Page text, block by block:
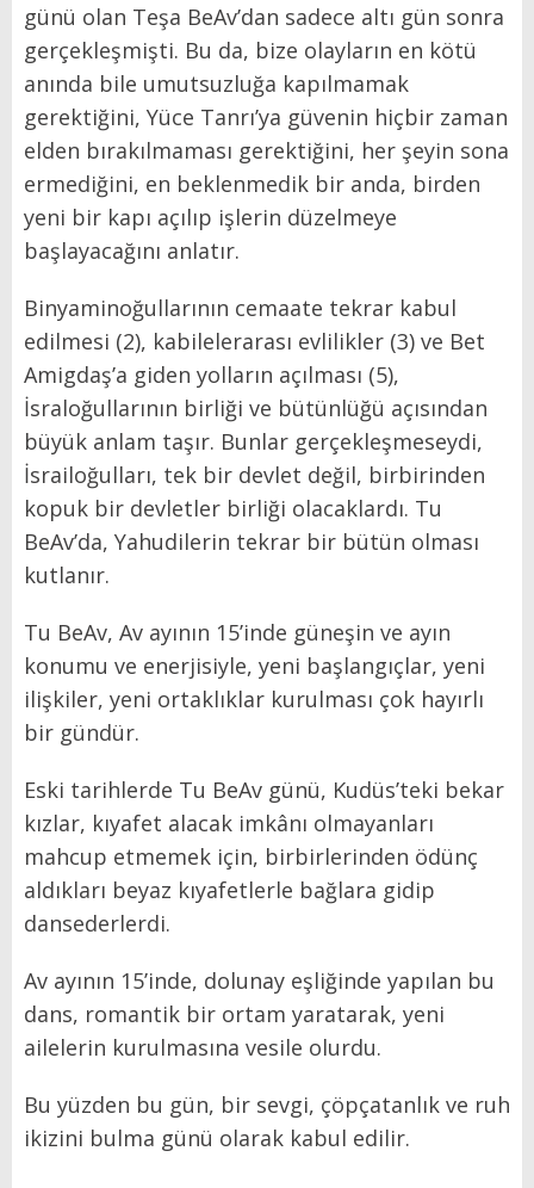
günü olan Teşa BeAv’dan sadece altı gün sonra
gerçekleşmişti. Bu da, bize olayların en kötü
anında bile umutsuzluğa kapılmamak
gerektiğini, Yüce Tanrı’ya güvenin hiçbir zaman
elden bırakılmaması gerektiğini, her şeyin sona
ermediğini, en beklenmedik bir anda, birden
yeni bir kapı açılıp işlerin düzelmeye
başlayacağını anlatır.
Binyaminoğullarının cemaate tekrar kabul
edilmesi (2), kabilelerarası evlilikler (3) ve Bet
Amigdaş’a giden yolların açılması (5),
İsraloğullarının birliği ve bütünlüğü açısından
büyük anlam taşır. Bunlar gerçekleşmeseydi,
İsrailoğulları, tek bir devlet değil, birbirinden
kopuk bir devletler birliği olacaklardı. Tu
BeAv’da, Yahudilerin tekrar bir bütün olması
kutlanır.
Tu BeAv, Av ayının 15’inde güneşin ve ayın
konumu ve enerjisiyle, yeni başlangıçlar, yeni
ilişkiler, yeni ortaklıklar kurulması çok hayırlı
bir gündür.
Eski tarihlerde Tu BeAv günü, Kudüs’teki bekar
kızlar, kıyafet alacak imkânı olmayanları
mahcup etmemek için, birbirlerinden ödünç
aldıkları beyaz kıyafetlerle bağlara gidip
dansederlerdi.
Av ayının 15’inde, dolunay eşliğinde yapılan bu
dans, romantik bir ortam yaratarak, yeni
ailelerin kurulmasına vesile olurdu.
Bu yüzden bu gün, bir sevgi, çöpçatanlık ve ruh
ikizini bulma günü olarak kabul edilir.